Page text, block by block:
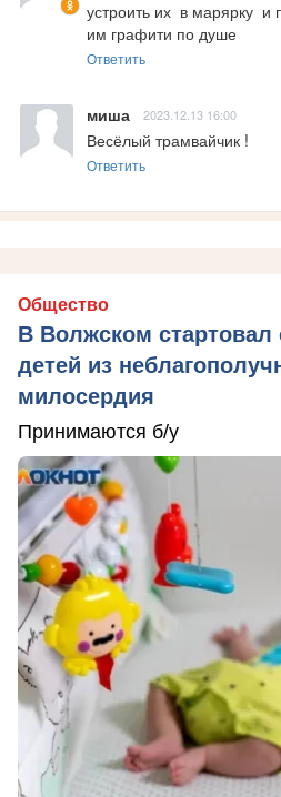
устроить их  в марярку  и
им графити по душе
Ответить
миша 2023.12.13 16:00
Весёлый трамвайчик !
Ответить
Общество
В Волжском
детей из
милосердия
Принимаются б/у